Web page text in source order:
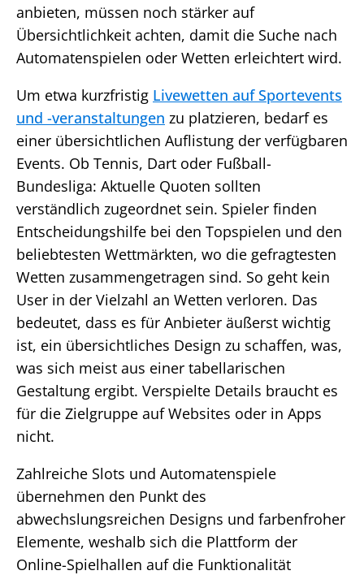
anbieten, müssen noch stärker auf
Übersichtlichkeit achten, damit die Suche nach
Automatenspielen oder Wetten erleichtert wird.
Um etwa kurzfristig Livewetten auf Sportevents
und -veranstaltungen zu platzieren, bedarf es
einer übersichtlichen Auflistung der verfügbaren
Events. Ob Tennis, Dart oder Fußball-
Bundesliga: Aktuelle Quoten sollten
verständlich zugeordnet sein. Spieler finden
Entscheidungshilfe bei den Topspielen und den
beliebtesten Wettmärkten, wo die gefragtesten
Wetten zusammengetragen sind. So geht kein
User in der Vielzahl an Wetten verloren. Das
bedeutet, dass es für Anbieter äußerst wichtig
ist, ein übersichtliches Design zu schaffen, was,
was sich meist aus einer tabellarischen
Gestaltung ergibt. Verspielte Details braucht es
für die Zielgruppe auf Websites oder in Apps
nicht.
Zahlreiche Slots und Automatenspiele
übernehmen den Punkt des
abwechslungsreichen Designs und farbenfroher
Elemente, weshalb sich die Plattform der
Online-Spielhallen auf die Funktionalität